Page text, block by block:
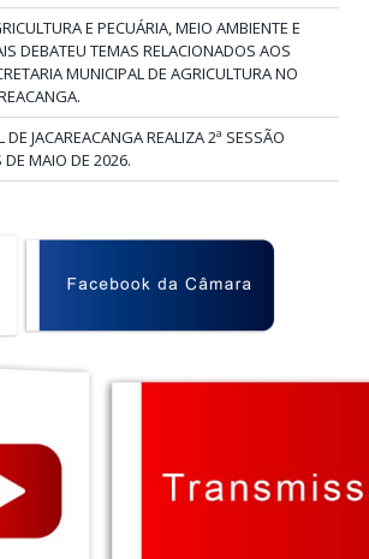
E PECUÁRIA, MEIO AMBIENTE E
DEBATEU TEMAS RELACIONADOS AOS
MUNICIPAL DE AGRICULTURA NO
JACAREACANGA REALIZA 2ª SESSÃO
MAIO DE 2026.